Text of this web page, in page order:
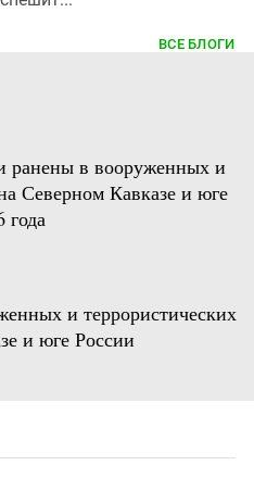
ВСЕ БЛОГИ
ранены в вооруженных и
Северном Кавказе и юге
года
и террористических
и юге России